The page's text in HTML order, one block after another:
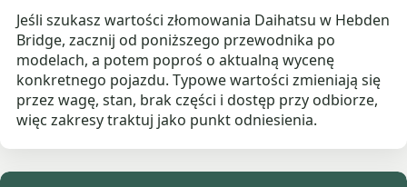
Jeśli szukasz wartości złomowania Daihatsu w Hebden
Bridge, zacznij od poniższego przewodnika po
modelach, a potem poproś o aktualną wycenę
konkretnego pojazdu. Typowe wartości zmieniają się
przez wagę, stan, brak części i dostęp przy odbiorze,
więc zakresy traktuj jako punkt odniesienia.